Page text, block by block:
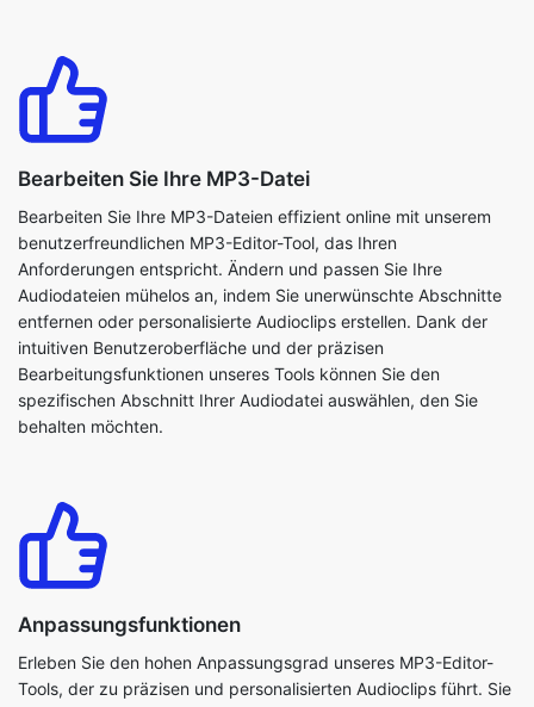
Bearbeiten Sie Ihre MP3-Datei
Bearbeiten Sie Ihre MP3-Dateien effizient online mit unserem
benutzerfreundlichen MP3-Editor-Tool, das Ihren
Audiodateien mühelos an, indem Sie unerwünschte Abschnitte
entfernen oder personalisierte Audioclips erstellen. Dank der
intuitiven Benutzeroberfläche und der präzisen
Bearbeitungsfunktionen unseres Tools können Sie den
spezifischen Abschnitt Ihrer Audiodatei auswählen, den Sie
behalten möchten.
Anpassungsfunktionen
Erleben Sie den hohen Anpassungsgrad unseres MP3-Editor-
Tools, der zu präzisen und personalisierten Audioclips führt. Sie
gewünschten Clip auswählen und Parameter wie Lautstärke,
Bass und Tonhöhe nach Ihren Wünschen anpassen. Darüber
hinaus können Sie die Wiedergabegeschwindigkeit Ihres Audios